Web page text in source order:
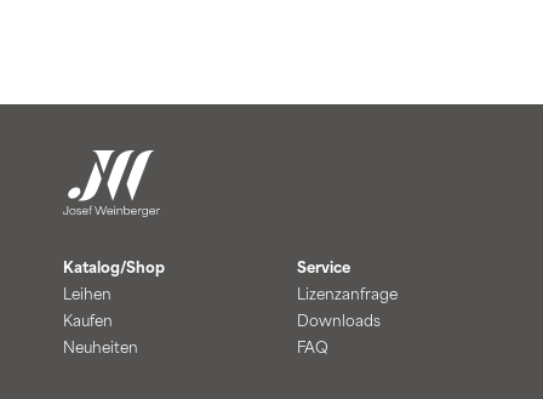
Katalog/Shop
Leihen
Kaufen
Neuheiten
Service
Lizenzanfrage
Downloads
FAQ